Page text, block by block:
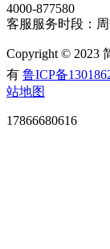
4000-877580
客服服务时段：
Copyright © 2023
有 鲁ICP备
站地图
17866680616